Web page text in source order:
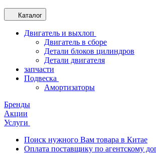
Каталог
Двигатель и выхлоп
Двигатель в сборе
Детали блоков цилиндров
Детали двигателя
запчасти
Подвеска
Амортизаторы
Бренды
Акции
Услуги
Поиск нужного Вам товара в Китае
Оплата поставщику по агентскому